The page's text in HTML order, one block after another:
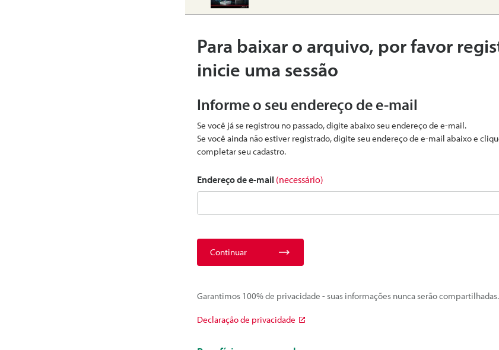
Para baixar o arquivo, por favor
inicie uma sessão
Informe o seu endereço de e-mail
Se você já se registrou no passado, digite abaixo seu endereço de e-mail.
Se você ainda não estiver registrado, digite seu endereço de e-mail abaixo e
completar seu cadastro.
Endereço de e-mail (necessário)
Continuar
Garantimos 100% de privacidade - suas informações nunca serão compartilhadas.
Declaração de privacidade